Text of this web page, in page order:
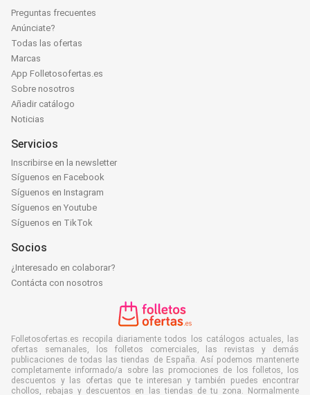
Preguntas frecuentes
Anúnciate?
Todas las ofertas
Marcas
App Folletosofertas.es
Sobre nosotros
Añadir catálogo
Noticias
Servicios
Inscribirse en la newsletter
Síguenos en Facebook
Síguenos en Instagram
Síguenos en Youtube
Síguenos en TikTok
Socios
¿Interesado en colaborar?
Contácta con nosotros
Folletosofertas.es recopila diariamente todos los catálogos actuales, las
ofertas semanales, los folletos comerciales, las revistas y demás
publicaciones de todas las tiendas de España. Así podemos mantenerte
completamente informado/a sobre las promociones de los folletos, los
descuentos y las ofertas que te interesan y también puedes encontrar
chollos, rebajas y descuentos en las tiendas de tu zona. Normalmente